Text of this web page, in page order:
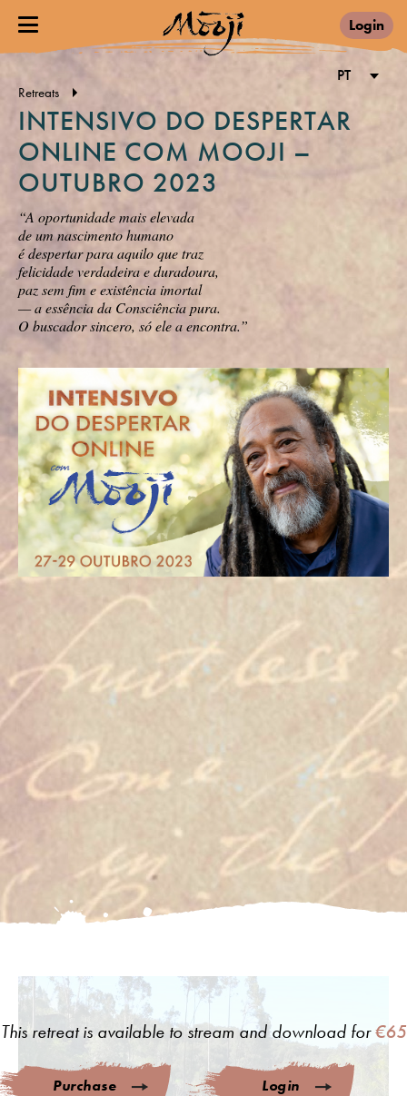
Login
Retreats
INTENSIVO DO DESPERTAR
ONLINE COM MOOJI –
OUTUBRO 2023
“A oportunidade mais elevada
de um nascimento humano
é despertar para aquilo que traz
felicidade verdadeira e duradoura,
paz sem fim e existência imortal
— a essência da Consciência pura.
O buscador sincero, só ele a encontra.”
PT
This retreat is available to stream and download for€65
Purchase Login